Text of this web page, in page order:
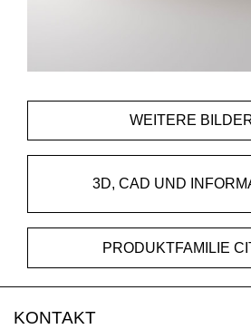
WEITERE
3D, CAD UND
PRODUKTFAMILIE
KONTAKT